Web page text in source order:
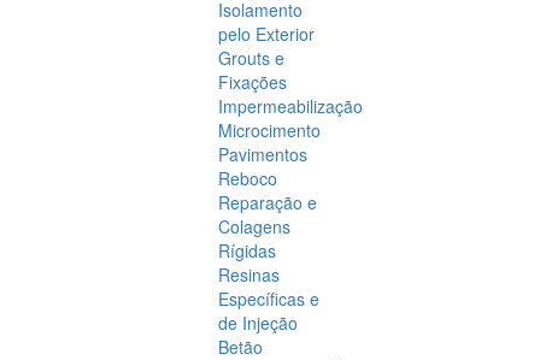
Isolamento
pelo Exterior
Grouts e
Fixações
Impermeabilização
Microcimento
Pavimentos
Reboco
Reparação e
Colagens
Rígidas
Resinas
Específicas e
de Injeção
Betão